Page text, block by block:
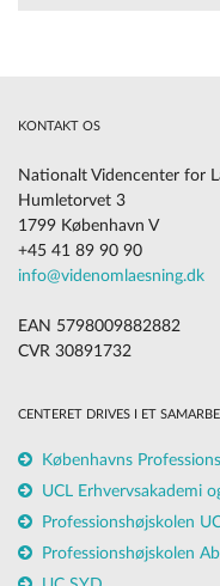
KONTAKT OS
Nationalt Videncenter for
Humletorvet 3
1799 København V
+45 41 89 90 90
info@videnomlaesning.dk
EAN 5798009882882
CVR 30891732
CENTERET DRIVES I ET
Københavns
UCL Erhvervsakademi
Professionshøjskolen
Professionshøjskolen